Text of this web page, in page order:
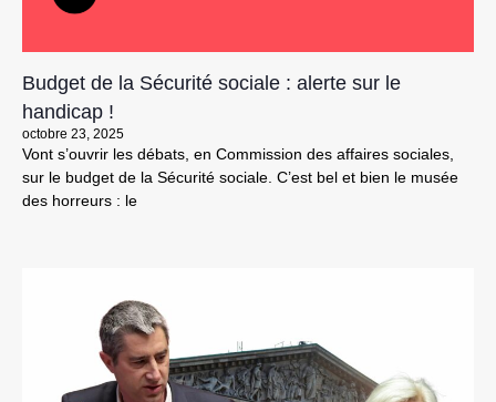
Budget de la Sécurité sociale : alerte sur le
handicap !
octobre 23, 2025
Vont s’ouvrir les débats, en Commission des affaires sociales,
sur le budget de la Sécurité sociale. C’est bel et bien le musée
des horreurs : le